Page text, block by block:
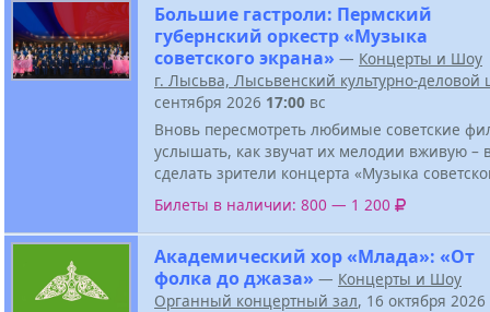
Большие гастроли: Пермский
губернский оркестр «Музыка
советского экрана» — Концерты и Шоу
г. Лысьва, Лысьвенский культурно-деловой
сентября 2026 17:00 вс
Вновь пересмотреть любимые советские
услышать, как звучат их мелодии вживую –
сделать зрители концерта «Музыка
Билеты в наличии: 800 — 1 200
Академический хор «Млада»: «От
фолка до джаза» — Концерты и Шоу
Органный концертный зал, 16 октября 2026